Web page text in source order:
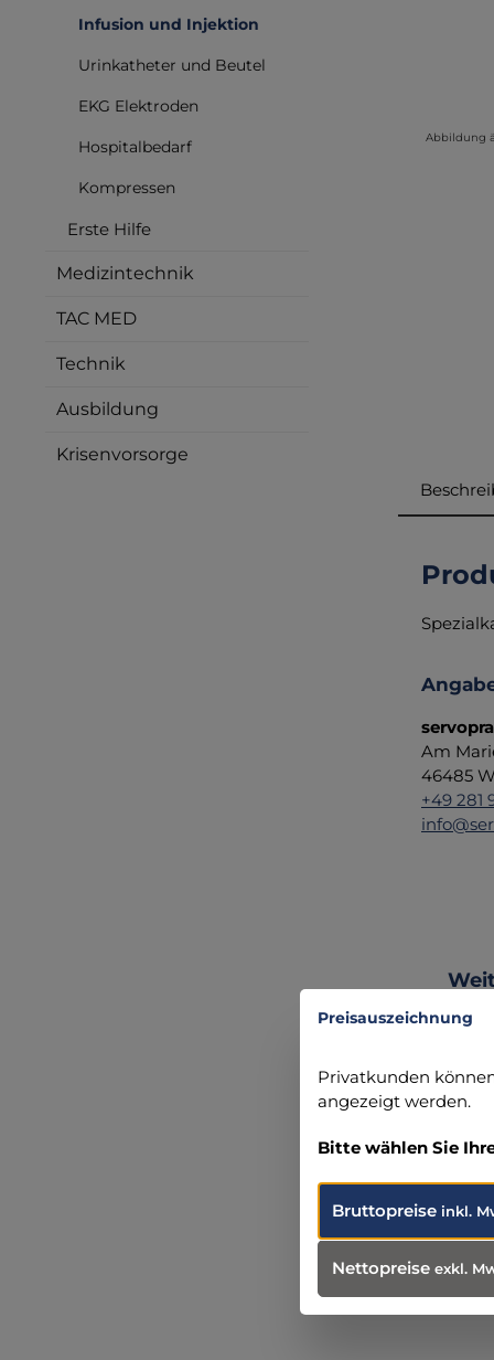
Infusion und Injektion
Urinkatheter und Beutel
EKG Elektroden
Hospitalbedarf
Kompressen
Erste Hilfe
Medizintechnik
TAC MED
Technik
Ausbildung
Krisenvorsorge
Abbildung
Am
46485
+49 281
Preisauszeichnung
Privatkunden
angezeigt werden.
Bitte wählen Sie
Bruttopreise inkl.
Nettopreise exkl.